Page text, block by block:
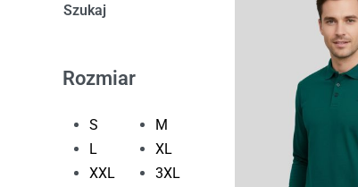
Szukaj
Rozmiar
S
M
L
XL
XXL
3XL